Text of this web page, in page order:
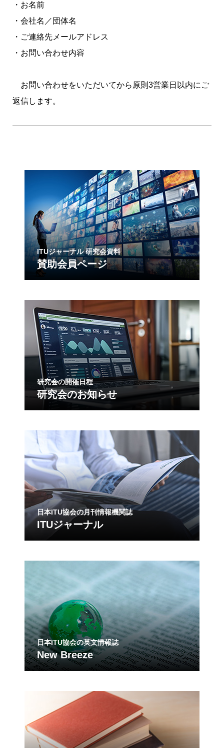
ITUジャーナル 研究会資料
賛助会員ページ
研究会の開催日程
研究会のお知らせ
日本ITU協会の月刊情報機関誌
ITUジャーナル
日本ITU協会の英文情報誌
New Breeze
・お名前
・会社名 ／団体名
・ご連絡先メールアドレス
・お問い合わせ内容
お問い合わせをいただいてから原則 3営業日以内にご
返信します。